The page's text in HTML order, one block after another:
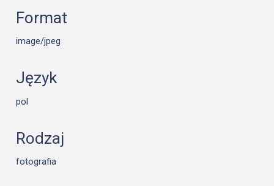
Format
image/jpeg
Język
pol
Rodzaj
fotografia